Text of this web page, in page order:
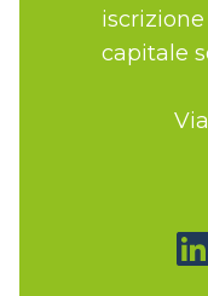
iscrizione
capitale